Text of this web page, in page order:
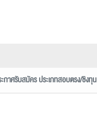
กาศรับสมัคร ประเภทสอบตรง/ชิงทุน